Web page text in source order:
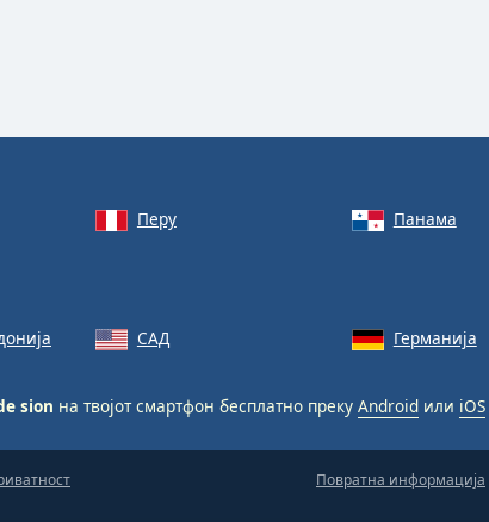
Перу Панама
САД Германија
sion на твојот смартфон бесплатно преку Android или iOS
Повратна информација